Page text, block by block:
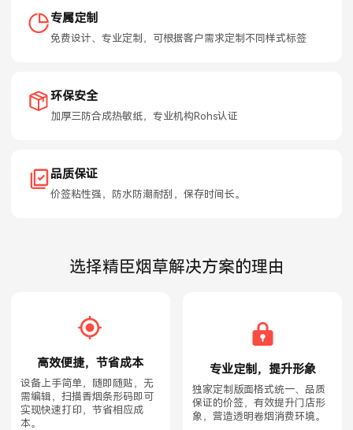
专属定制
免费设计、专业定制，可根据客户需求定制不同样式标签
环保安全
加厚三防合成热敏纸，专业机构Rohs认证
品质保证
价签粘性强，防水防潮耐刮，保存时间长。
选择精臣烟草解决方案的理由
高效便捷，节省成本
设备上手简单，随即随贴，无
需编辑，扫描香烟条形码即可
实现快速打印，节省相应成
本。
专业定制，提升形象
独家定制版面格式统一、品质
保证的价签，有效提升门店形
象，营造透明卷烟消费环境。